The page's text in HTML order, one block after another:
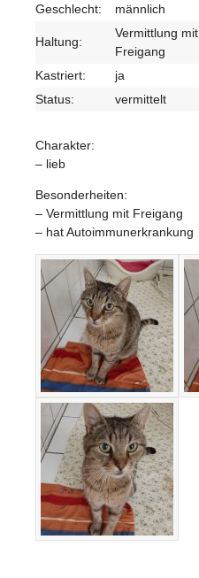
Geschlecht:
männlich
Haltung:
Vermittlung mit
Freigang
Kastriert:
ja
Status:
vermittelt
Charakter:
– lieb
Besonderheiten:
– Vermittlung mit Freigang
– hat Autoimmunerkrankung